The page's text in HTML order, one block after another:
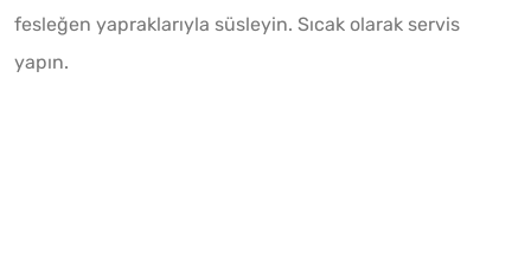
fesleğen yapraklarıyla süsleyin. Sıcak olarak servis
yapın.